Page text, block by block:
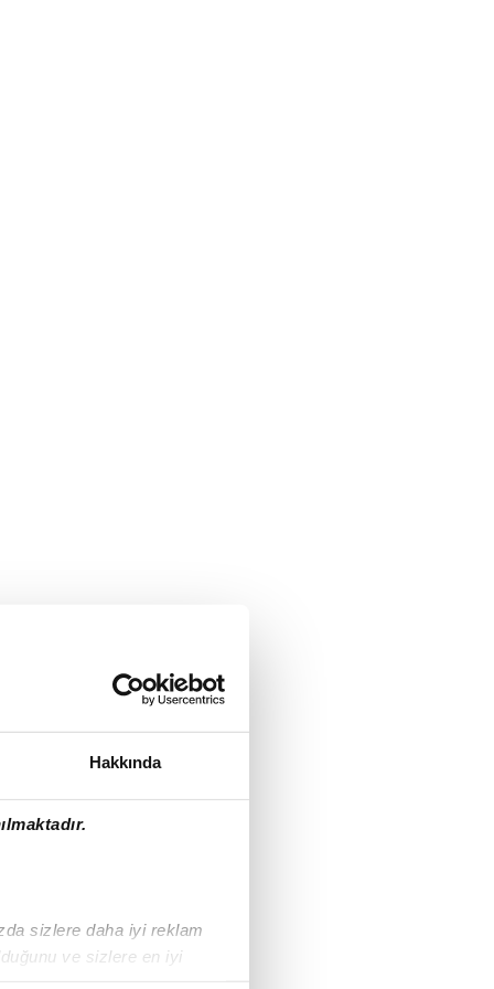
Hakkında
sizlere daha iyi reklam
ve sizlere en iyi